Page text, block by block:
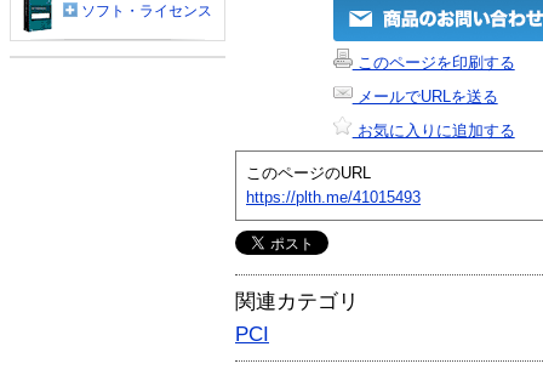
このページを印刷する
メールでURLを送る
お気に入りに追加する
このページのURL
https://plth.me/41015493
関連カテゴリ
PCI
ソフト・ライセンス